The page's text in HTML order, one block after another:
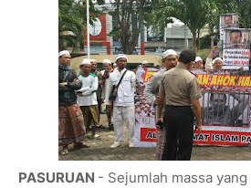
PASURUAN - Sejumlah massa